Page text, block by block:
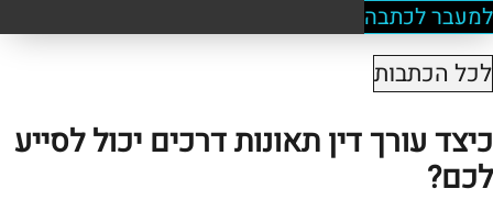
למעבר לכתבה
לכל הכתבות
כיצד עורך דין תאונות דרכים יכול לסייע
לכם?